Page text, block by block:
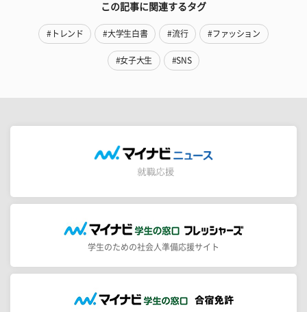
この記事に関連するタグ
#トレンド #大学生白書 #流行 #ファッション
#女子大生 #SNS
学生のための社会人準備応援サイト